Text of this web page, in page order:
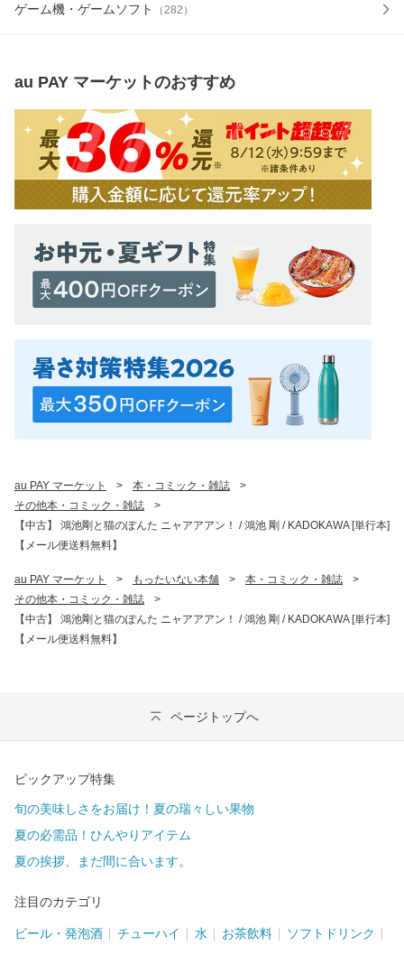
ゲーム機・ゲームソフト （282 ）
au PAY マーケットのおすすめ
au PAY マーケット > 本・コミック・雑誌
>
その他本・コミック・雑誌
>
【中古】 鴻池剛と猫のぽんた ニャアアアン！ / 鴻池 剛 / KADOKAWA [単行本]
【メール便送料無料】
au PAY マーケット > もったいない本舗 > 本・コミック・雑誌
>
その他本・コミック・雑誌
>
【中古】 鴻池剛と猫のぽんた ニャアアアン！ / 鴻池 剛 / KADOKAWA [単行本]
【メール便送料無料】
ページトップへ
ピックアップ特集
旬の美味しさをお届け！夏の瑞々しい果物
夏の必需品！ひんやりアイテム
夏の挨拶、まだ間に合います。
注目のカテゴリ
ビール・発泡酒 チューハイ 水 お茶飲料 ソフトドリンク